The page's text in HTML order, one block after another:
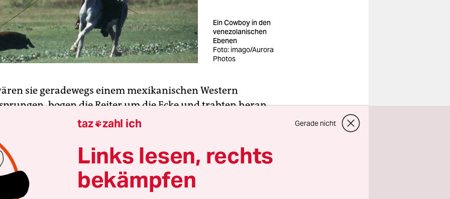
Ein Cowboy in den
venezolanischen
Ebenen
Foto: imago/Aurora
Photos
sie geradewegs einem mexikanischen Western
bogen die Reiter um die Ecke und trabten heran.
nasses, dreckiges Dutzend kehrte zurück von der Arbeit,
der Stirn, die Ponchos schwer vom Regen, Sporen und
lehmverklebt. Verhalten grüßten verbrannte Gesichter.
verschlossen, einige lächelten breit.
hatten die Männer in den Ebenen Jungrinder
taz zahl ich Gerade nicht
Links lesen, rechts
bekämpfen